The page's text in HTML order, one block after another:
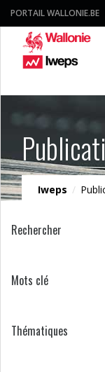
PORTAIL WALLONIE.BE
Iweps /
Rechercher
Mots clé
Thématiques